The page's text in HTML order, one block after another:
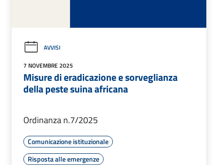
AVVISI
7 NOVEMBRE 2025
Misure di eradicazione e sorveglianza
della peste suina africana
Ordinanza n.7/2025
Comunicazione istituzionale
Risposta alle emergenze